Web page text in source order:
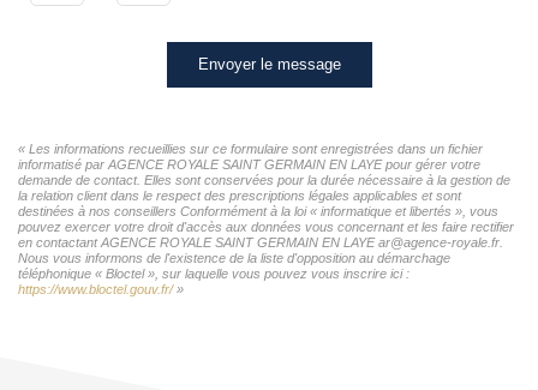
Envoyer le message
« Les informations recueillies sur ce formulaire sont enregistrées dans un fichier
informatisé par AGENCE ROYALE SAINT GERMAIN EN LAYE pour gérer votre
demande de contact. Elles sont conservées pour la durée nécessaire à la gestion de
la relation client dans le respect des prescriptions légales applicables et sont
destinées à nos conseillers Conformément à la loi « informatique et libertés », vous
pouvez exercer votre droit d'accès aux données vous concernant et les faire rectifier
en contactant AGENCE ROYALE SAINT GERMAIN EN LAYE ar@agence-royale.fr.
Nous vous informons de l'existence de la liste d'opposition au démarchage
téléphonique « Bloctel », sur laquelle vous pouvez vous inscrire ici :
https://www.bloctel.gouv.fr/»